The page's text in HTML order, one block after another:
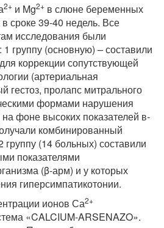
2+ и Mg2+ в слюне беременных
сроке 39-40 недель. Все
исследования были
группу (основную) – составили
коррекции сопутствующей
(артериальная
гестоз, пролапс митрального
формами нарушения
фоне высоких показателей в-
комбинированный
группу (14 больных) составили
показателями
(β-арм) и у которых
гиперсимпатикотонии.
ионов Са2+
«CALCIUM-ARSENAZO».